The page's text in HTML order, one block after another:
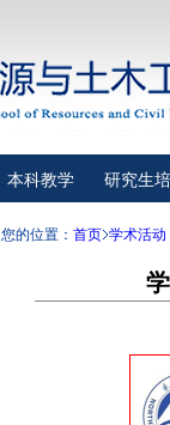
本科教学 研究生
您的位置： 首页 学术活动